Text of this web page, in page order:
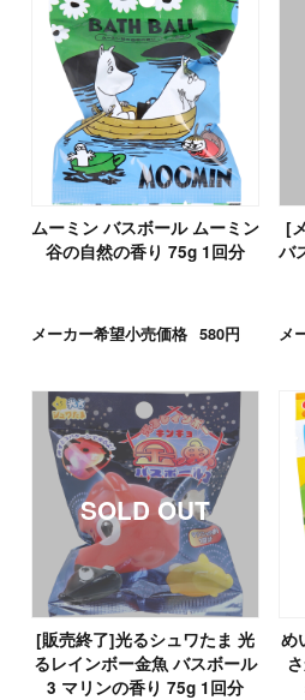
ムーミン バスボール ムーミン
谷の自然の香り 75g 1回分
メーカー希望小売価格 580円
[
バ
メ
[販売終了]光るシュワたま 光
るレインボー金魚 バスボール
3 マリンの香り 75g 1回分
め